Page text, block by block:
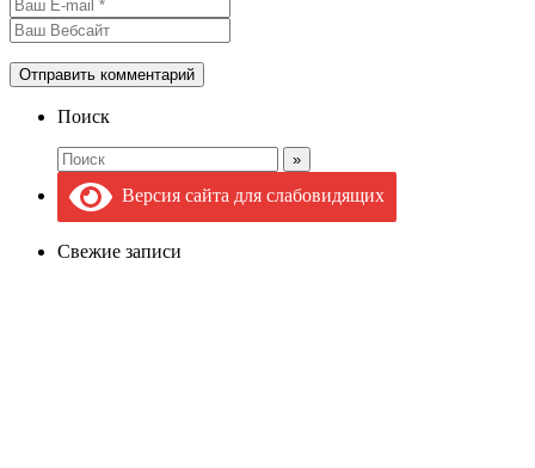
Поиск
Версия сайта для слабовидящих
Свежие записи